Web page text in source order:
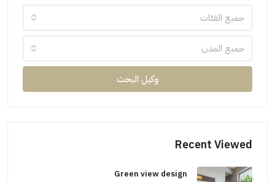
جميع الفئات
جميع المدن
وكيل البحث
Recent Viewed
Green view design